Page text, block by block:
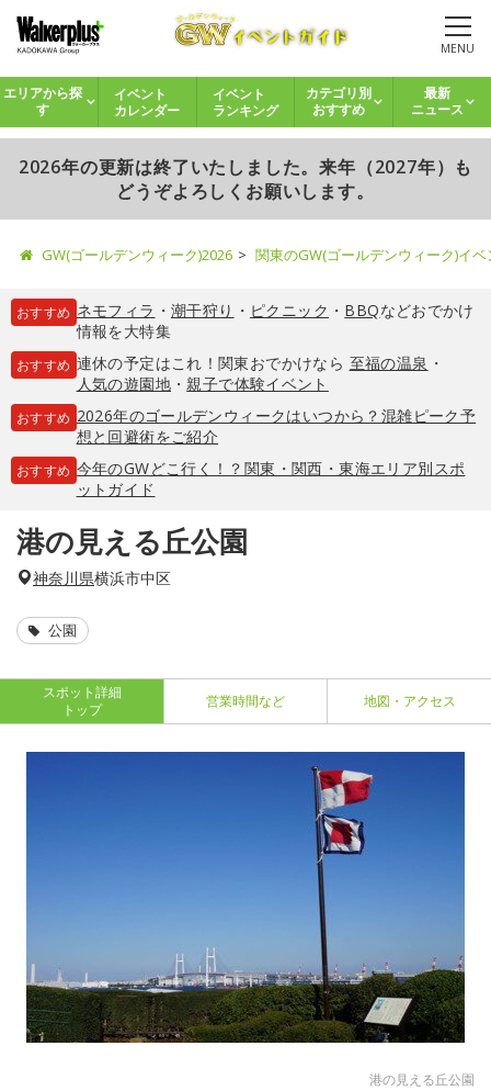
MENU
エリアから探
す
イベント
カレンダー
イベント
ランキング
カテゴリ別
おすすめ
最新
ニュース
2026年の更新は終了いたしました。来年（2027年）も
どうぞよろしくお願いします。
GW(ゴールデンウィーク)2026 関東のGW(ゴールデンウィーク)イ
おすすめ ネモフィラ ・ 潮干狩り ・ ピクニック ・ BBQなどおでかけ
情報を大特集
おすすめ 連休の予定はこれ！関東おでかけなら 至福の温泉 ・
人気の遊園地・親子で体験イベント
おすすめ 2026年のゴールデンウィークはいつから？混雑ピーク予
想と回避術をご紹介
おすすめ 今年のGWどこ行く！？関東・関西・東海エリア別スポ
ットガイド
港の見える丘公園
神奈川県横浜市中区
公園
スポット詳細
トップ
営業時間など 地図・アクセス
港の見える丘公園